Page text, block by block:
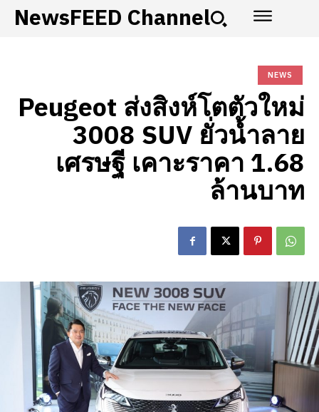
NewsFEED Channel
NEWS
Peugeot ส่งสิงห์โตตัวใหม่
3008 SUV ยั่วน้ำลาย
เศรษฐี เคาะราคา 1.68
ล้านบาท